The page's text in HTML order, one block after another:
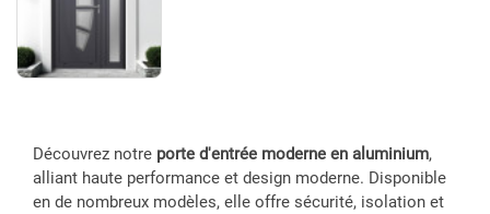
Découvrez notre porte d'entrée moderne en aluminium,
alliant haute performance et design moderne. Disponible
en de nombreux modèles, elle offre sécurité, isolation et